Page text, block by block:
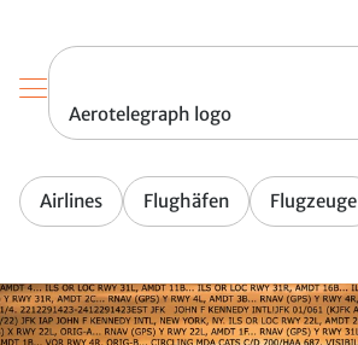
Aerotelegraph logo
Airlines Flughäfen Flugzeuge